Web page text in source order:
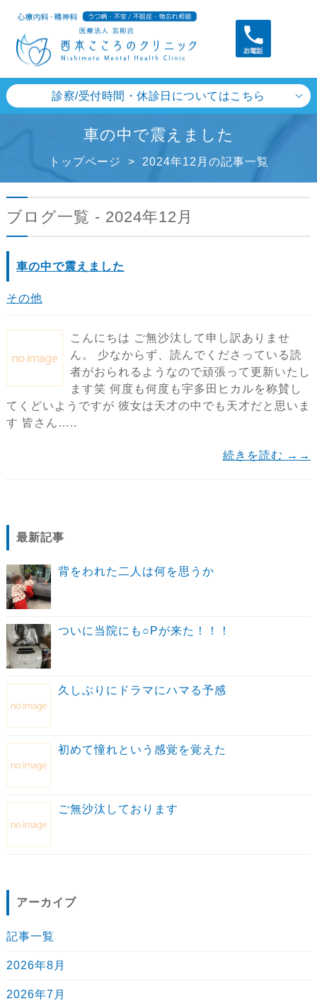
診察/受付時間・休診日についてはこちら
車の中で震えました
トップページ > 2024年12月の記事一覧
ブログ一覧 - 2024年12月
車の中で震えました
その他
こんにちは ご無沙汰して申し訳ありませ
ん。 少なからず、読んでくださっている読
者がおられるようなので頑張って更新いたし
ます笑 何度も何度も宇多田ヒカルを称賛し
てくどいようですが 彼女は天才の中でも天才だと思いま
す 皆さん…..
続きを読む →→
最新記事
背をわれた二人は何を思うか
ついに当院にも○Pが来た！！！
久しぶりにドラマにハマる予感
初めて憧れという感覚を覚えた
ご無沙汰しております
アーカイブ
記事一覧
2026年8月
2026年7月